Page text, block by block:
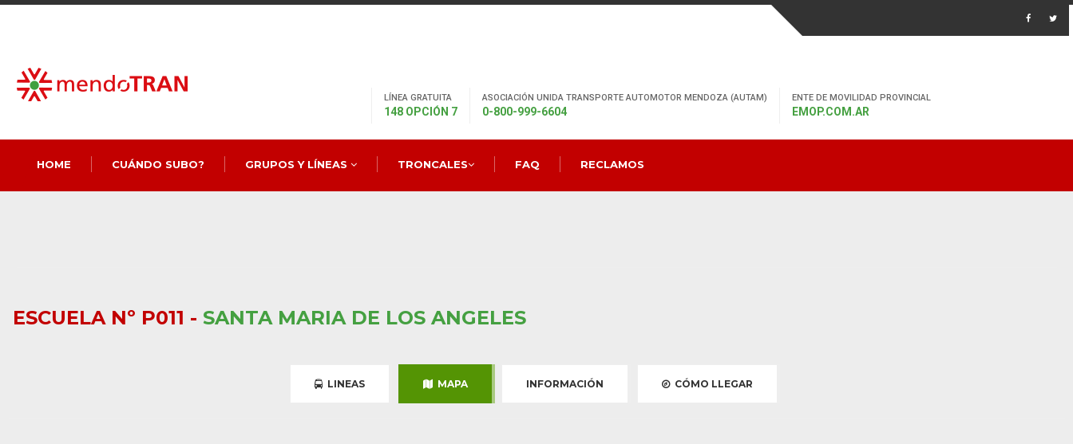
LÍNEA GRATUITA
148 OPCIÓN 7
ASOCIACIÓN UNIDA TRANSPORTE AUTOMOTOR MENDOZA (AUTAM)
0-800-999-6604
ENTE DE MOVILIDAD PROVINCIAL
EMOP.COM.AR
HOME CUÁNDO SUBO? GRUPOS Y LÍNEAS TRONCALES FAQ RECLAMOS
ESCUELA Nº P011 - SANTA MARIA DE LOS ANGELES
LINEAS MAPA INFORMACIÓN CÓMO LLEGAR